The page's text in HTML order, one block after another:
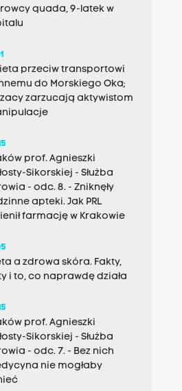
quada, 9-latek w
przeciw transportowi
do Morskiego Oka;
zarzucają aktywistom
prof. Agnieszki
Sikorskiej - Służba
- odc. 8. - Zniknęły
apteki. Jak PRL
farmację w Krakowie
a zdrowa skóra. Fakty,
i to, co naprawdę działa
prof. Agnieszki
Sikorskiej - Służba
- odc. 7. - Bez nich
nie mogłaby